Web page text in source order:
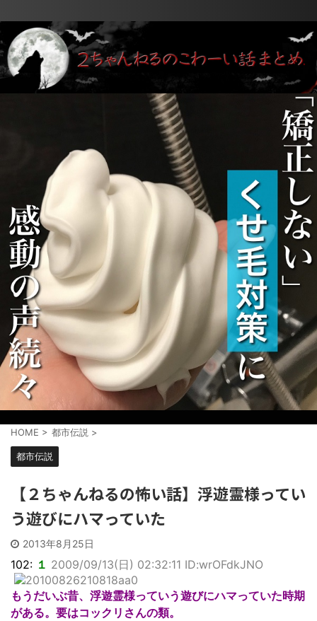
HOME > 都市伝説 >
都市伝説
【２ちゃんねるの怖い話】浮遊霊様ってい
う遊びにハマっていた
2013年8月25日
102: １ 2009/09/13(日) 02:32:11 ID:wrOFdkJNO
もうだいぶ昔、浮遊霊様っていう遊びにハマっていた時期
がある。要はコックリさんの類。